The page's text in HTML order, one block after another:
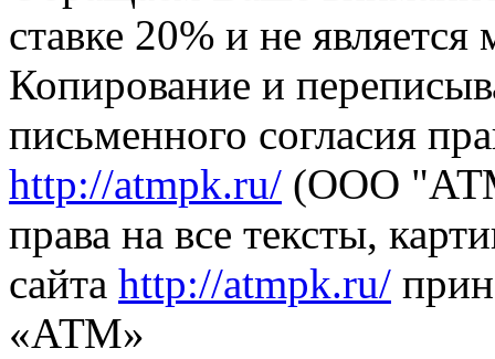
ставке 20% и не
Копирование и
письменного согласия
http://atmpk.ru/ (ООО
права на все тексты,
сайта http://atmpk.ru/
«АТМ»